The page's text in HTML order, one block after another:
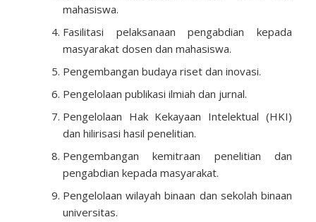
mahasiswa.
Fasilitasi pelaksanaan pengabdian kepada
masyarakat dosen dan mahasiswa.
Pengembangan budaya riset dan inovasi.
Pengelolaan publikasi ilmiah dan jurnal.
Pengelolaan Hak Kekayaan Intelektual (HKI)
dan hilirisasi hasil penelitian.
Pengembangan kemitraan penelitian dan
pengabdian kepada masyarakat.
Pengelolaan wilayah binaan dan sekolah binaan
universitas.